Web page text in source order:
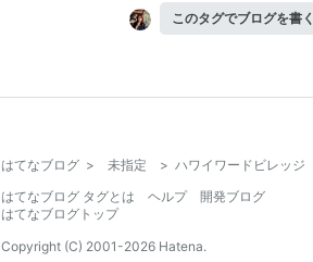
このタグでブログを書く
はてなブログ > 未指定 > ハワイワードビレッジ
はてなブログ タグとは
ヘルプ
開発ブログ
はてなブログトップ
Copyright (C) 2001-2026 Hatena.